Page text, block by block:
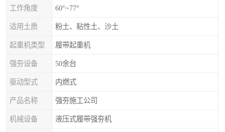
工作角度 60°~77°
适用土质 粉土、粘性土、沙土
起重机类型 履带起重机
强夯设备 50余台
驱动型式 内燃式
产品名称 强夯施工公司
机械设备 液压式履带强夯机